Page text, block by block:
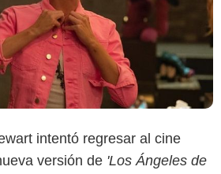
intentó regresar al cine
versión de 'Los Ángeles de